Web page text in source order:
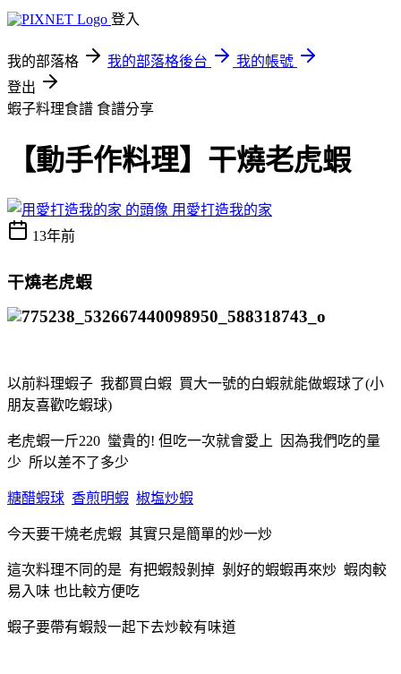
登入
我的部落格 我的部落格後台
我的帳號
登出
蝦子料理食譜 食譜分享
【動手作料理】干燒老虎蝦
用愛打造我的家
13年前
干燒老虎蝦
以前料理蝦子 我都買白蝦 買大一號的白蝦就能做蝦球了(小
朋友喜歡吃蝦球)
老虎蝦一斤220 蠻貴的! 但吃一次就會愛上 因為我們吃的量
少 所以差不了多少
糖醋蝦球 香煎明蝦 椒塩炒蝦
今天要干燒老虎蝦 其實只是簡單的炒一炒
這次料理不同的是 有把蝦殼剝掉 剝好的蝦蝦再來炒 蝦肉較
易入味 也比較方便吃
蝦子要帶有蝦殼一起下去炒較有味道